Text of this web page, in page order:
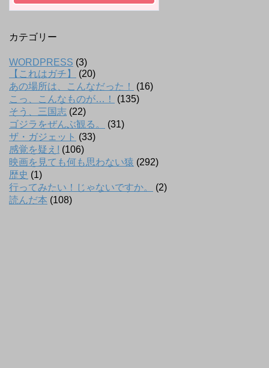
カテゴリー
WORDPRESS (3)
【これはガチ】
(20)
あの場所は、こんなだった！
(16)
こっ、こんなものが…！
(135)
そう、三国志 (22)
ゴジラをぜんぶ観る。
(31)
ザ・ガジェット (33)
感覚を疑え! (106)
映画を見ても何も思わない猿 (292)
歴史 (1)
行ってみたい！じゃないですか。
(2)
読んだ本 (108)